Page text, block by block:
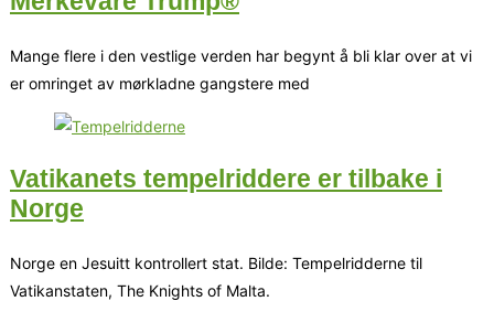
Mange flere i den vestlige verden har begynt å bli klar over at vi
er omringet av mørkladne gangstere med
Vatikanets tempelriddere er tilbake i
Norge
Norge en Jesuitt kontrollert stat. Bilde: Tempelridderne til
Vatikanstaten, The Knights of Malta.